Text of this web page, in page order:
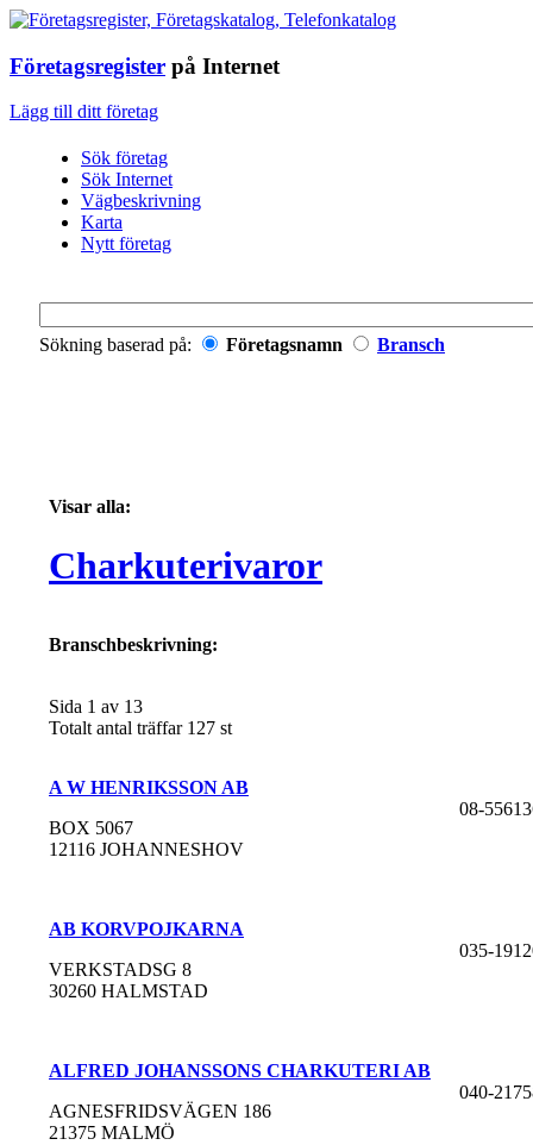
Företagsregister på Internet
Lägg till ditt företag
Sök företag
Sök Internet
Vägbeskrivning
Karta
Nytt företag
Sökning baserad på: Företagsnamn Bransch
Visar alla:
Charkuterivaror
Branschbeskrivning:
Sida 1 av 13
Totalt antal träffar 127 st
A W HENRIKSSON AB
BOX 5067
12116 JOHANNESHOV
08-
AB KORVPOJKARNA
VERKSTADSG 8
30260 HALMSTAD
035-
ALFRED JOHANSSONS CHARKUTERI AB
AGNESFRIDSVÄGEN 186
21375 MALMÖ
040-